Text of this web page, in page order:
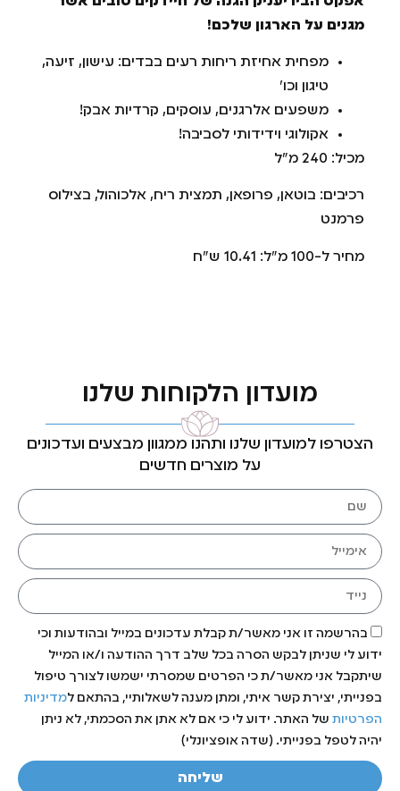
מגנים על הארגון שלכם!
מפחית אחיזת ריחות רעים בבדים: עישון, זיעה,
טיגון וכו׳
משפעים אלרגנים, עוסקים, קרדיות אבק!
אקולוגי וידידותי לסביבה!
מכיל: 240 מ"ל
רכיבים: בוטאן, פרופאן, תמצית ריח, אלכוהול, בצילוס
פרמנט
מחיר ל-100 מ"ל: 10.41 ש"ח
מועדון הלקוחות שלנו
הצטרפו למועדון שלנו ותהנו ממגוון מבצעים ועדכונים
על מוצרים חדשים
בהרשמה זו אני מאשר/ת קבלת עדכונים במייל ובהודעות וכי
ידוע לי שניתן לבקש הסרה בכל שלב דרך ההודעה ו/או המייל
שיתקבל אני מאשר/ת כי הפרטים שמסרתי ישמשו לצורך טיפול
בפנייתי, יצירת קשר איתי, ומתן מענה לשאלותיי, בהתאם למדיניות
הפרטיות של האתר. ידוע לי כי אם לא אתן את הסכמתי, לא ניתן
יהיה לטפל בפנייתי. (שדה אופציונלי)
שליחה